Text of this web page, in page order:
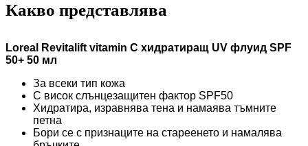
Какво представлява
Loreal Revitalift vitamin C хидратиращ UV флуид SPF
50+ 50 мл
За всеки тип кожа
С висок слънцезащитен фактор SPF50
Хидратира, изравнява тена и намаява тъмните
петна
Бори се с признаците на стареенето и намалява